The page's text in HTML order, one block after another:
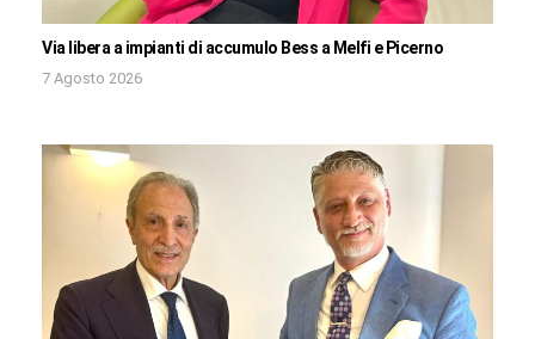
Via libera a impianti di accumulo Bess a Melfi e Picerno
7 Agosto 2026